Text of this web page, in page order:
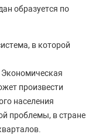
образуется по
в которой
произвести
населения
проблемы, в стране